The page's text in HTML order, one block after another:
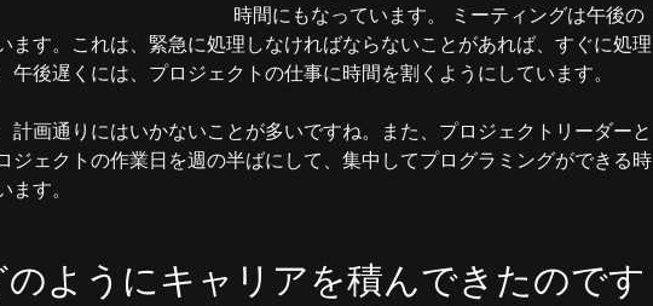
時間にもなっています。 ミーティングは午後の
ます。これは、緊急に処理しなければならないことがあれば、すぐに処理
後遅くには、プロジェクトの仕事に時間を割くようにしています。
計画通りにはいかないことが多いですね。また、プロジェクトリーダーと
ジェクトの作業日を週の半ばにして、集中してプログラミングができる時
す。
ようにキャリアを積んできたのです